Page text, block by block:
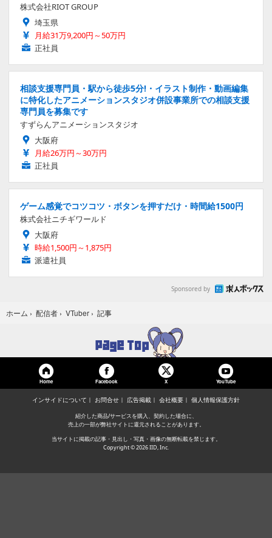
株式会社RIOT GROUP
埼玉県
月給31万9,200円～50万円
正社員
相談支援専門員・駅から徒歩5分!・イラスト制作・動画編集
に特化したアニメーションスタジオ併設事業所での相談支援
専門員を募集です
すずらんアニメーションスタジオ
大阪府
月給26万円～30万円
正社員
ゲーム感覚でコツコツ・ボタンを押すだけ・時間給1500円
株式会社ニチギワールド
大阪府
時給1,500円～1,875円
派遣社員
Sponsored by
ホーム › 配信者 › VTuber › 記事
Home Facebook X YouTube
インサイドについて お問合せ 広告掲載 会社概要 個人情報保護方針
紹介した商品/サービスを購入、契約した場合に、
売上の一部が弊社サイトに還元されることがあります。
当サイトに掲載の記事・見出し・写真・画像の無断転載を禁じます。
Copyright © 2026 IID, Inc.